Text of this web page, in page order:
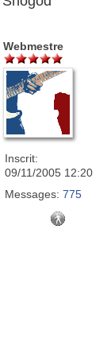
Webmestre
Inscrit:
09/11/2005 12:20
Messages: 775